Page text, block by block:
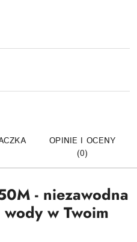
OPINIE I OCENY
(0)
- niezawodna
w Twoim